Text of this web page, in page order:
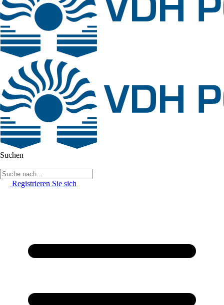
Suchen
Registrieren Sie sich